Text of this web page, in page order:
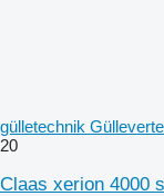
gülletechnik
20
Claas xerion 4000